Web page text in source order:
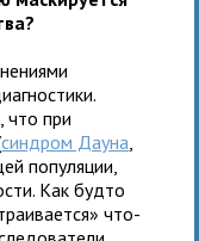
что при
синдром Дауна
популяции,
Как будто
что-